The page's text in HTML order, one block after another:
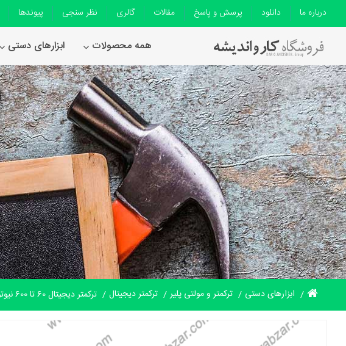
همه محصولات ابزارهای دستی
درباره ما دانلود پرسش و پاسخ مقالات گالری نظر سنجی پیوندها
ابزارهای دستی ترکمتر و مولتی پلیر ترکمتر دیجیتال ترکمتر دیجیتال 60 تا 600 نیوتون متر بی ام اس ایرلند